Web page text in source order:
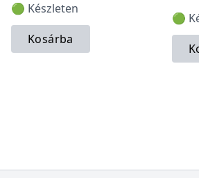
🟢 Készleten
Kosárba
🟢